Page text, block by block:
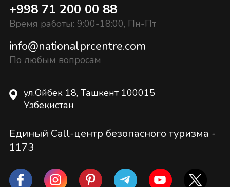
+998 71 200 00 88
Время работы: 9:00-18:00, Пн-Пт
info@nationalprcentre.com
По любым вопросам
ул.Ойбек 18, Ташкент 100015
Узбекистан
Единый Call-центр безопасного туризма -
1173